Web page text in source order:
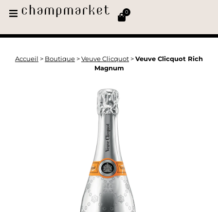
0
Accueil > Boutique > Veuve Clicquot > Veuve Clicquot Rich
Magnum